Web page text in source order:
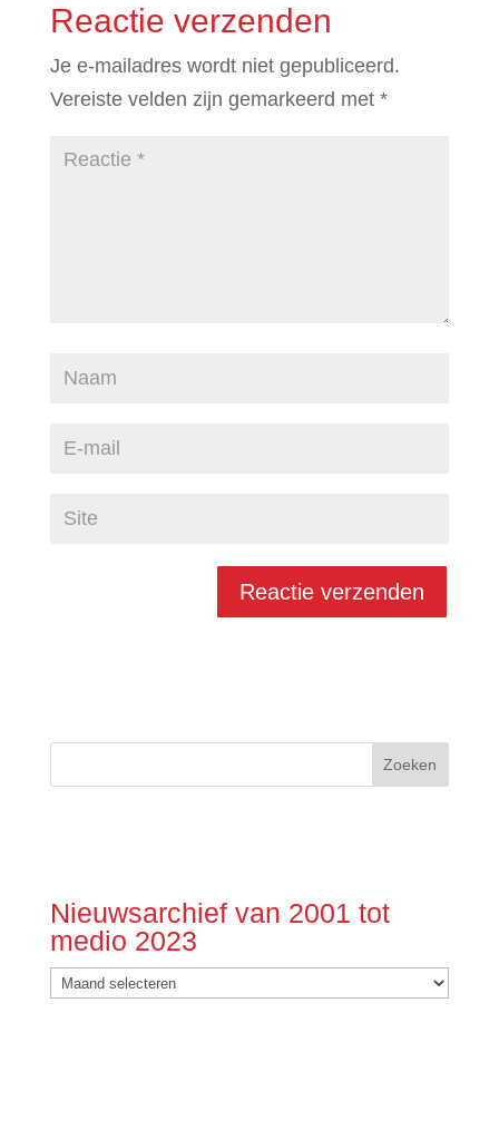
Reactie verzenden
Je e-mailadres wordt niet gepubliceerd.
Vereiste velden zijn gemarkeerd met *
Nieuwsarchief van 2001 tot
medio 2023
Nieuwsarchief
van